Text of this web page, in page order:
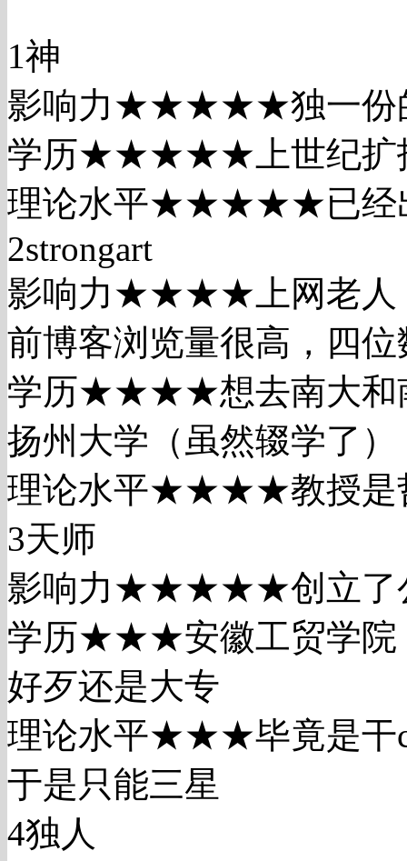
1神
影响力★★★★★独一份
学历★★★★★上世纪扩
理论水平★★★★★已经
2strongart
影响力★★★★上网老人
前博客浏览量很高，四
学历★★★★想去南大和
扬州大学（虽然辍学了）
理论水平★★★★教授是
3天师
影响力★★★★★创立了
学历★★★安徽工贸学院
好歹还是大专
理论水平★★★毕竟是干
于是只能三星
4独人